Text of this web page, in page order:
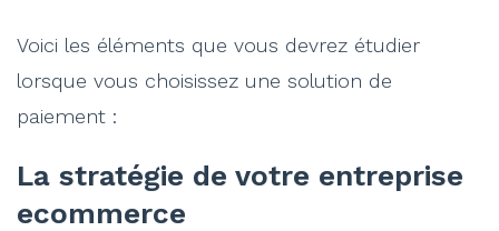
Voici les éléments que vous devrez étudier
lorsque vous choisissez une solution de
paiement :
La stratégie de votre entreprise
ecommerce